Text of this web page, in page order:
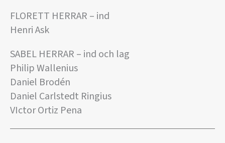
FLORETT HERRAR – ind
Henri Ask
SABEL HERRAR – ind och lag
Philip Wallenius
Daniel Brodén
Daniel Carlstedt Ringius
VIctor Ortiz Pena